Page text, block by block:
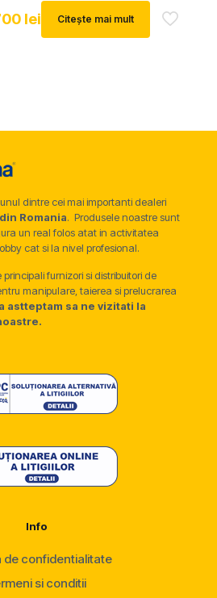
lei Prețul
curent
Citește mai mult
dintre cei mai importanti dealeri
Romania. Produsele noastre sunt
un real folos atat in activitatea
cat si la nivel profesional.
furnizori si distribuitori de
manipulare, taierea si prelucrarea
astteptam sa ne vizitati la
Info
de confidentialitate
si conditii